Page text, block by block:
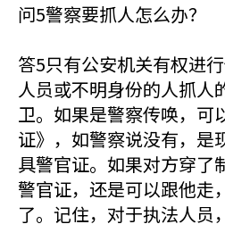
问5警察要抓人怎么办？
答5只有公安机关有权进
人员或不明身份的人抓人
卫。如果是警察传唤，可
证》，如警察说没有，是
具警官证。如果对方穿了
警官证，还是可以跟他走
了。记住，对于执法人员